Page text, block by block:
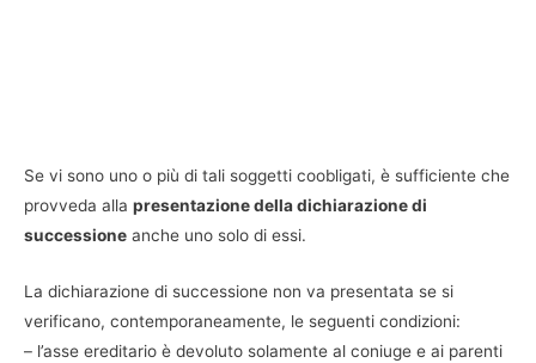
Se vi sono uno o più di tali soggetti coobligati, è sufficiente che
provveda alla presentazione della dichiarazione di
successione anche uno solo di essi.
La dichiarazione di successione non va presentata se si
verificano, contemporaneamente, le seguenti condizioni:
– l’asse ereditario è devoluto solamente al coniuge e ai parenti